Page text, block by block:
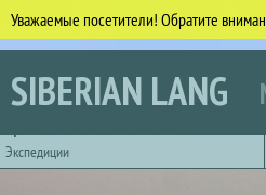
Уважаемые посетители! Обратите
Перейти к основному содержанию
SIBERIAN LANG
Экспедиции